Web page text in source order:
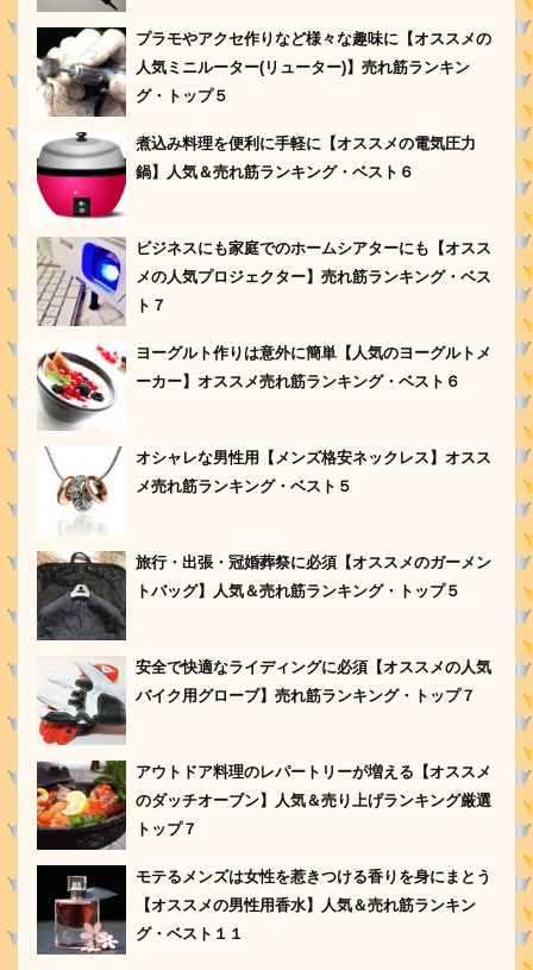
プラモやアクセ作りなど様々な趣味に【オススメの
人気ミニルーター(リューター)】売れ筋ランキン
グ・トップ５
煮込み料理を便利に手軽に【オススメの電気圧力
鍋】人気＆売れ筋ランキング・ベスト６
ビジネスにも家庭でのホームシアターにも【オスス
メの人気プロジェクター】売れ筋ランキング・ベス
ト７
ヨーグルト作りは意外に簡単【人気のヨーグルトメ
ーカー】オススメ売れ筋ランキング・ベスト６
オシャレな男性用【メンズ格安ネックレス】オスス
メ売れ筋ランキング・ベスト５
旅行・出張・冠婚葬祭に必須【オススメのガーメン
トバッグ】人気＆売れ筋ランキング・トップ５
安全で快適なライディングに必須【オススメの人気
バイク用グローブ】売れ筋ランキング・トップ７
アウトドア料理のレパートリーが増える【オススメ
のダッチオーブン】人気＆売り上げランキング厳選
トップ７
モテるメンズは女性を惹きつける香りを身にまとう
【オススメの男性用香水】人気＆売れ筋ランキン
グ・ベスト１１